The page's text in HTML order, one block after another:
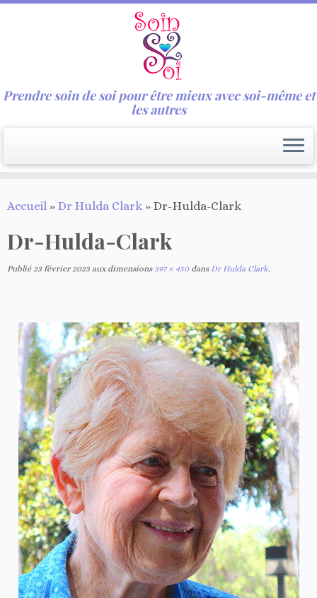
au
Prendre soin de soi pour être mieux avec soi-même et
les autres
Accueil » Dr Hulda Clark » Dr-Hulda-Clark
Dr-Hulda-Clark
Publié 23 février 2023 aux dimensions397 × 450dansDr Hulda Clark.